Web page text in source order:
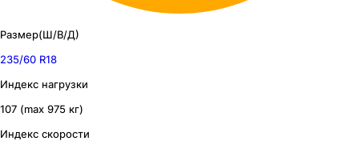
Размер(Ш/В/Д)
235/60 R18
Индекс нагрузки
107 (max 975 кг)
Индекс скорости